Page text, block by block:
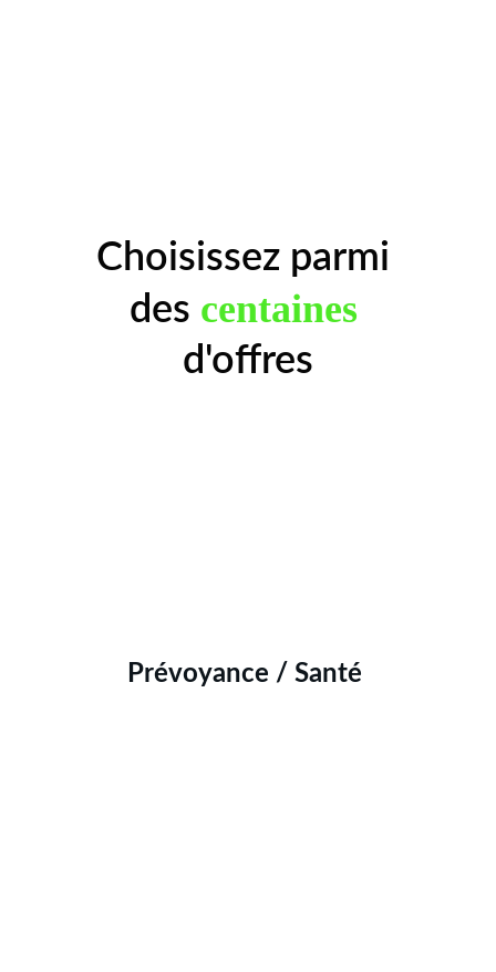
Choisissez parmi
des centaines
d'offres
Prévoyance / Santé